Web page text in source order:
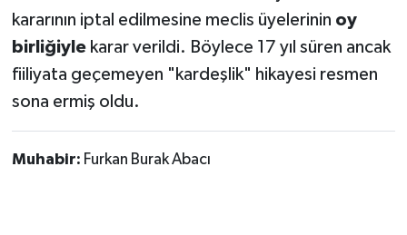
kararının iptal edilmesine meclis üyelerinin oy
birliğiylekarar verildi. Böylece 17 yıl süren ancak
fiiliyata geçemeyen "kardeşlik" hikayesi resmen
sona ermiş oldu.
Muhabir: Furkan Burak Abacı